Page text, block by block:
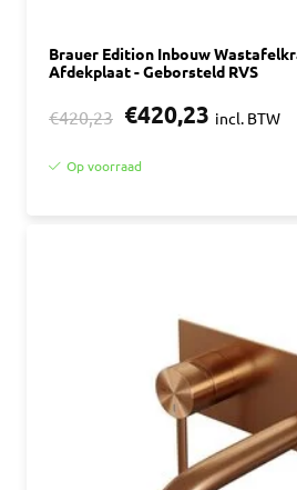
Brauer Edition Inbouw
Afdekplaat - Geborsteld RVS
€420,23 €420,23 incl. BTW
Op voorraad